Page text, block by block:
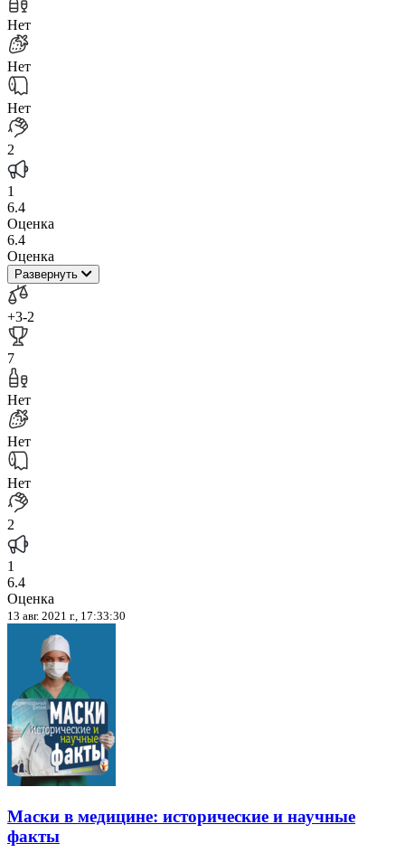
Нет
Нет
Нет
2
1
6.4
Оценка
6.4
Оценка
Развернуть
+3-2
7
Нет
Нет
Нет
2
1
6.4
Оценка
13 авг. 2021 г., 17:33:30
Маски в медицине: исторические и научные
факты